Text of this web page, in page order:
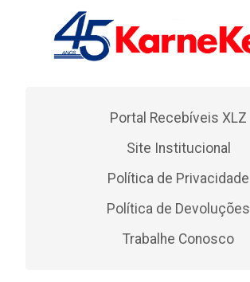
Portal Recebíveis XLZ
Site Institucional
Política de Privacidade
Política de Devoluções
Trabalhe Conosco